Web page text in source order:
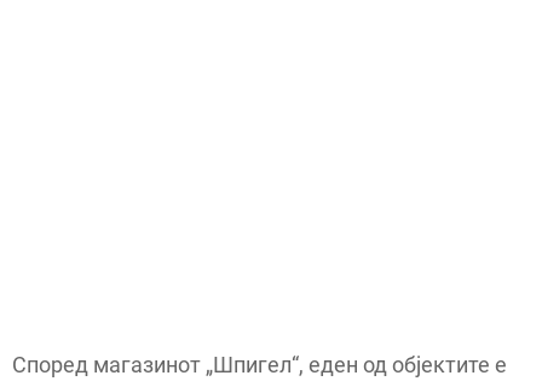
Според магазинот „Шпигел“, еден од објектите е